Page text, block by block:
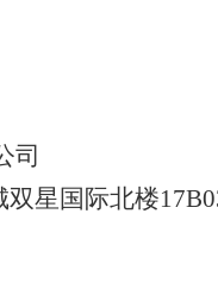
司
星国际北楼